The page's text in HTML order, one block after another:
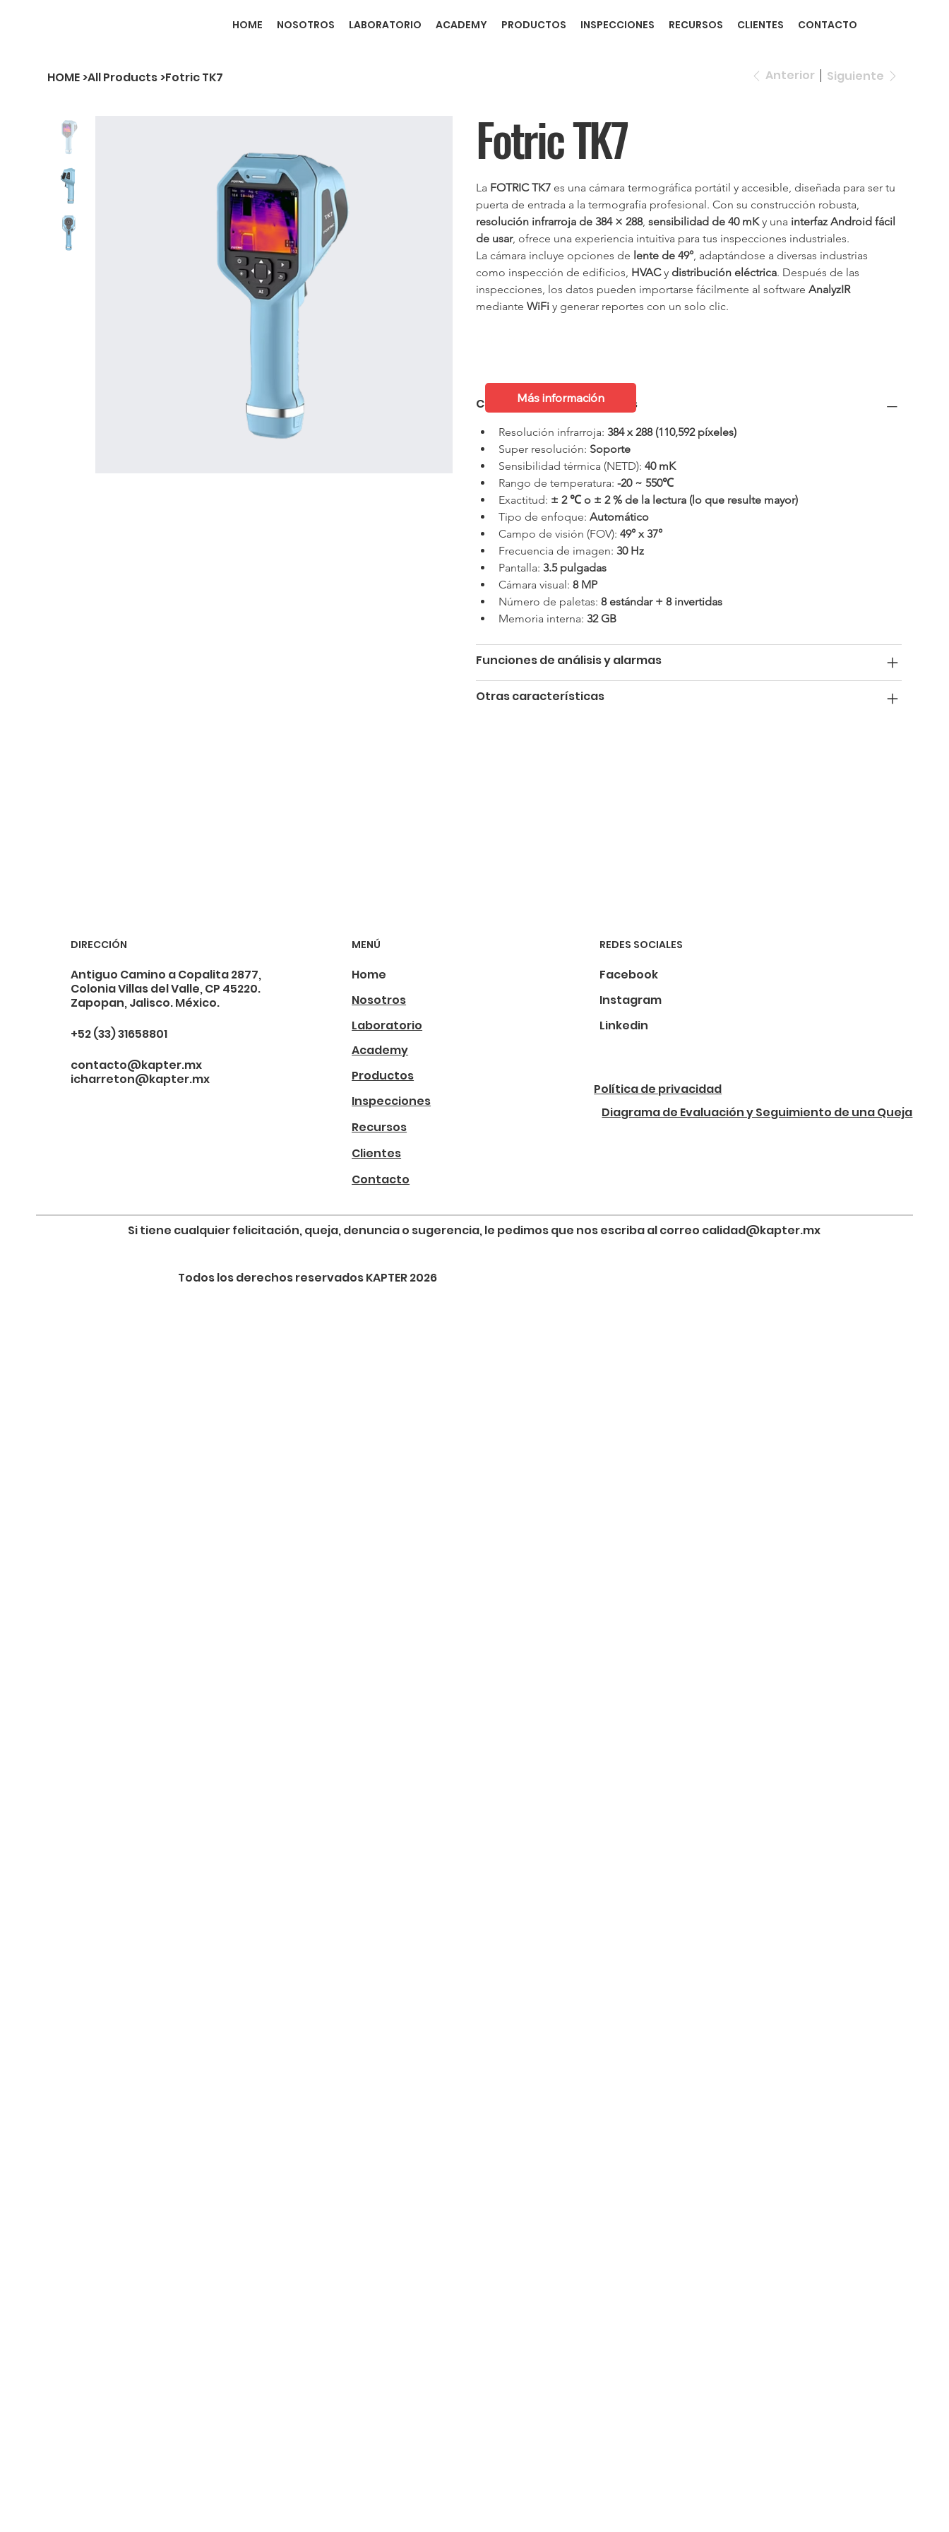
HOME NOSOTROS LABORATORIO ACADEMY PRODUCTOS INSPECCIONES RECURSOS CLIENTES CONTACTO
HOME>All Products>Fotric TK7 Anterior Siguiente
Fotric TK7
La FOTRIC TK7 es una cámara termográfica portátil y accesible, diseñada para ser tu
puerta de entrada a la termografía profesional. Con su construcción robusta,
resolución infrarroja de 384 × 288, sensibilidad de 40 mK y una interfaz Android fácil
de usar, ofrece una experiencia intuitiva para tus inspecciones industriales.
La cámara incluye opciones de lente de 49°, adaptándose a diversas industrias
como inspección de edificios, HVAC y distribución eléctrica. Después de las
inspecciones, los datos pueden importarse fácilmente al software AnalyzIR
mediante WiFi y generar reportes con un solo clic.
Características principales
Resolución infrarroja: 384 x 288 (110,592 píxeles)
Super resolución: Soporte
Sensibilidad térmica (NETD): 40 mK
Rango de temperatura: -20 ~ 550℃
Exactitud: ± 2 ℃ o ± 2 % de la lectura (lo que resulte mayor)
Tipo de enfoque: Automático
Campo de visión (FOV): 49° x 37°
Frecuencia de imagen: 30 Hz
Pantalla: 3.5 pulgadas
Cámara visual: 8 MP
Número de paletas: 8 estándar + 8 invertidas
Memoria interna: 32 GB
Funciones de análisis y alarmas
Otras características
Más información
DIRECCIÓN
Antiguo Camino a Copalita 2877,
Colonia Villas del Valle, CP 45220.
Zapopan, Jalisco. México.
+52 (33) 31658801
contacto@kapter.mx
icharreton@kapter.mx
MENÚ
Home
Nosotros
Laboratorio
Academy
Productos
Inspecciones
Recursos
Clientes
Contacto
REDES SOCIALES
Facebook
Linkedin
Instagram
Política de privacidad
Diagrama de Evaluación y Seguimiento de una Queja
Si tiene cualquier felicitación, queja, denuncia o sugerencia, le pedimos que nos escriba al correo calidad@kapter.mx
Todos los derechos reservados KAPTER 2026